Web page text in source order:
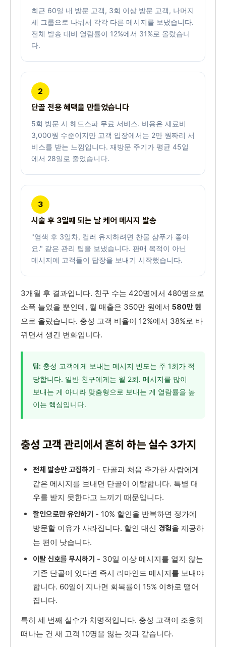
최근 60일 내 방문 고객, 3회 이상 방문 고객, 나머지
세 그룹으로 나눠서 각각 다른 메시지를 보냈습니다.
전체 발송 대비 열람률이 12%에서 31%로 올랐습니
다.
2
단골 전용 혜택을 만들었습니다
5회 방문 시 헤드스파 무료 서비스. 비용은 재료비
3,000원 수준이지만 고객 입장에서는 2만 원짜리 서
비스를 받는 느낌입니다. 재방문 주기가 평균 45일
에서 28일로 줄었습니다.
3
시술 후 3일째 되는 날 케어 메시지 발송
"염색 후 3일차, 컬러 유지하려면 찬물 샴푸가 좋아
요." 같은 관리 팁을 보냈습니다. 판매 목적이 아닌
메시지에 고객들이 답장을 보내기 시작했습니다.
3개월 후 결과입니다. 친구 수는 420명에서 480명으로
소폭 늘었을 뿐인데, 월 매출은 350만 원에서 580만 원
으로 올랐습니다. 충성 고객 비율이 12%에서 38%로 바
뀌면서 생긴 변화입니다.
팁: 충성 고객에게 보내는 메시지 빈도는 주 1회가 적
당합니다. 일반 친구에게는 월 2회. 메시지를 많이
보내는 게 아니라 맞춤형으로 보내는 게 열람률을 높
이는 핵심입니다.
충성 고객 관리에서 흔히 하는 실수 3가지
전체 발송만 고집하기 - 단골과 처음 추가한 사람에게
같은 메시지를 보내면 단골이 이탈합니다. 특별 대
우를 받지 못한다고 느끼기 때문입니다.
할인으로만 유인하기 - 10% 할인을 반복하면 정가에
방문할 이유가 사라집니다. 할인 대신 경험을 제공하
는 편이 낫습니다.
이탈 신호를 무시하기 - 30일 이상 메시지를 열지 않는
기존 단골이 있다면 즉시 리마인드 메시지를 보내야
합니다. 60일이 지나면 회복률이 15% 이하로 떨어
집니다.
특히 세 번째 실수가 치명적입니다. 충성 고객이 조용히
떠나는 건 새 고객 10명을 잃는 것과 같습니다.